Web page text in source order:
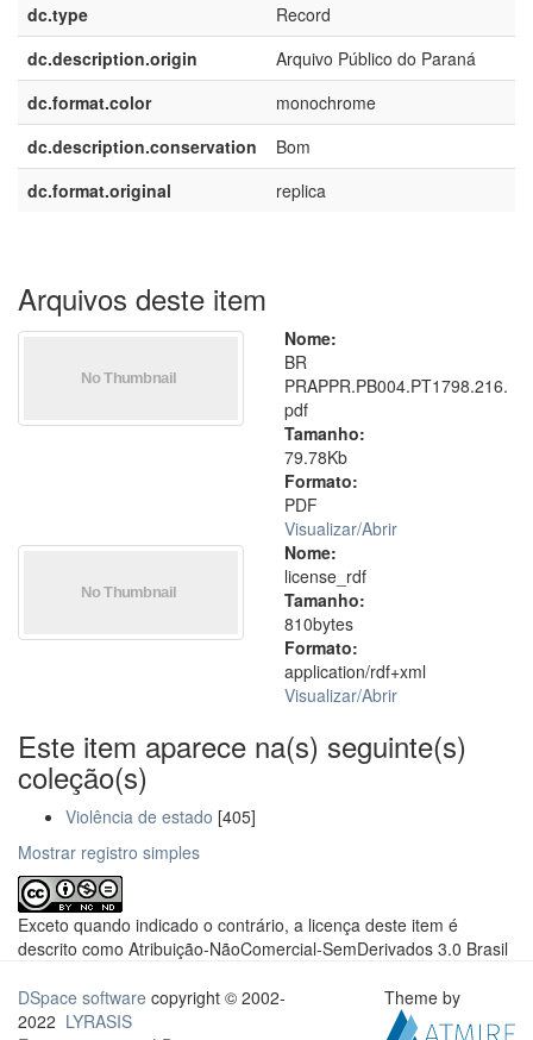
dc.type
Record
dc.description.origin
Arquivo Público do Paraná
dc.format.color
monochrome
dc.description.conservation
Bom
dc.format.original
replica
Arquivos deste item
Nome:
BR
PRAPPR.PB004.PT1798.216.
pdf
Tamanho:
79.78Kb
Formato:
PDF
Visualizar/Abrir
Nome:
license_rdf
Tamanho:
810bytes
Formato:
application/rdf+xml
Visualizar/Abrir
Este item aparece na(s) seguinte(s)
coleção(s)
Violência de estado [405]
Mostrar registro simples
Exceto quando indicado o contrário, a licença deste item é
descrito como Atribuição-NãoComercial-SemDerivados 3.0 Brasil
DSpace software copyright © 2002-
2022 LYRASIS
Theme by